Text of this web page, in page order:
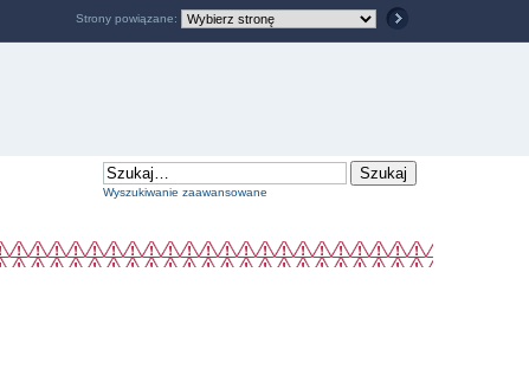
Wyszukiwanie zaawansowane
Strony powiązane: